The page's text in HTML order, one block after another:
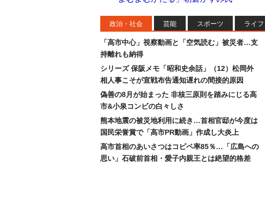
政治・社会 芸能 スポーツ ライフ
「高市中心」視察動画と「空気読む」被災者…支
持離れも納得
シリーズ 保阪メモ「昭和史余話」（12）松岡外
相人事こそが宣戦布告通知遅れの間接的原因
偽善の8月が始まった 非核三原則を踏みにじる高
市&小泉コンビの白々しさ
熊本地震の被災地利用に続き…首相官邸が今度は
国民栄誉賞で「高市PR動画」作成し大炎上
高市首相のあいさつはコピペ率85％…「広島への
思い」石破前首相・愛子内親王とは絶望的格差